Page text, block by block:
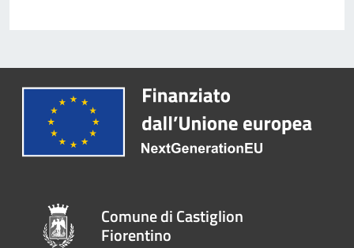
Comune di Castiglion
Fiorentino